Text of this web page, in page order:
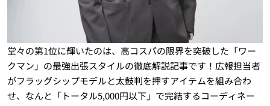
堂々の第1位に輝いたのは、高コスパの限界を突破した「ワー
クマン」の最強出張スタイルの徹底解説記事です！広報担当者
がフラッグシップモデルと太鼓判を押すアイテムを組み合わ
せ、なんと「トータル5,000円以下」で完結するコーディネー